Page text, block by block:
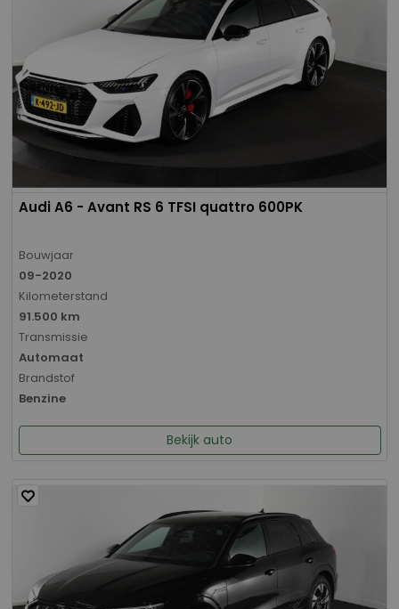
Audi A6 - Avant RS 6 TFSI quattro 600PK
Bouwjaar
09-2020
Kilometerstand
91.500 km
Transmissie
Automaat
Brandstof
Benzine
Bekijk auto